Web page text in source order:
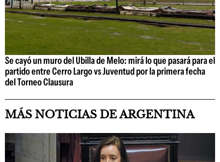
Se cayó un muro del Ubilla de Melo: mirá lo que pasará para el
partido entre Cerro Largo vs Juventud por la primera fecha
del Torneo Clausura
MÁS NOTICIAS DE ARGENTINA